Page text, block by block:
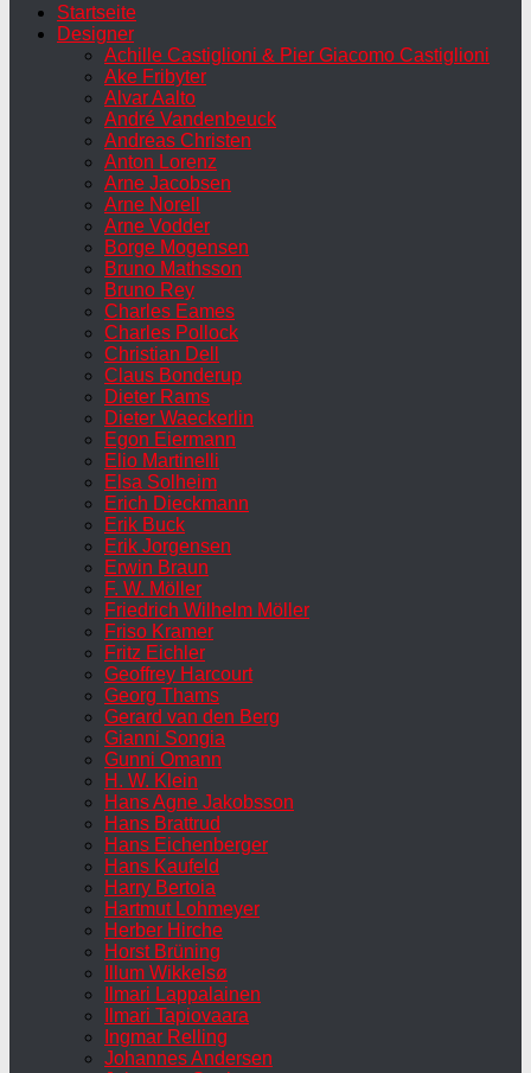
Startseite
Designer
Achille Castiglioni & Pier Giacomo Castiglioni
Ake Fribyter
Alvar Aalto
André Vandenbeuck
Andreas Christen
Anton Lorenz
Arne Jacobsen
Arne Norell
Arne Vodder
Borge Mogensen
Bruno Mathsson
Bruno Rey
Charles Eames
Charles Pollock
Christian Dell
Claus Bonderup
Dieter Rams
Dieter Waeckerlin
Egon Eiermann
Elio Martinelli
Elsa Solheim
Erich Dieckmann
Erik Buck
Erik Jorgensen
Erwin Braun
F. W. Möller
Friedrich Wilhelm Möller
Friso Kramer
Fritz Eichler
Geoffrey Harcourt
Georg Thams
Gerard van den Berg
Gianni Songia
Gunni Omann
H. W. Klein
Hans Agne Jakobsson
Hans Brattrud
Hans Eichenberger
Hans Kaufeld
Harry Bertoia
Hartmut Lohmeyer
Herber Hirche
Horst Brüning
Illum Wikkelsø
Ilmari Lappalainen
Ilmari Tapiovaara
Ingmar Relling
Johannes Andersen